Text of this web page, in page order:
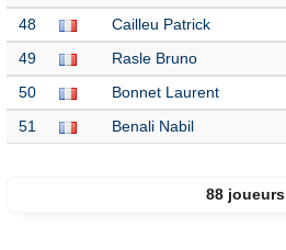
48 Cailleu Patrick
49 Rasle Bruno
50 Bonnet Laurent
51 Benali Nabil
88 joueurs